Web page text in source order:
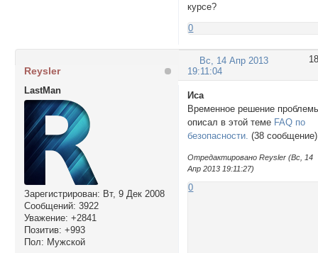
курсе?
0
18
Вс, 14 Апр 2013
19:11:04
Reysler
LastMan
Зарегистрирован: Вт, 9 Дек 2008
Сообщений: 3922
Уважение: +2841
Позитив: +993
Пол: Мужской
Иса
Временное решение
описал в этой теме FAQ по
безопасности. (38
Отредактировано Reysler (Вс, 14
Апр 2013 19:11:27)
0